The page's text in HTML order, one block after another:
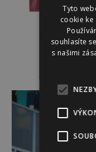
Tyto
cookie ke
souhlasíte
s našimi